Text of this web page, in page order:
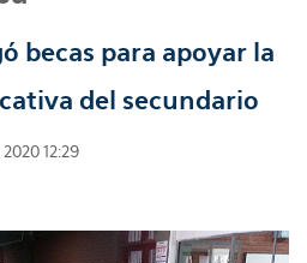
becas para apoyar la
del secundario
12:29